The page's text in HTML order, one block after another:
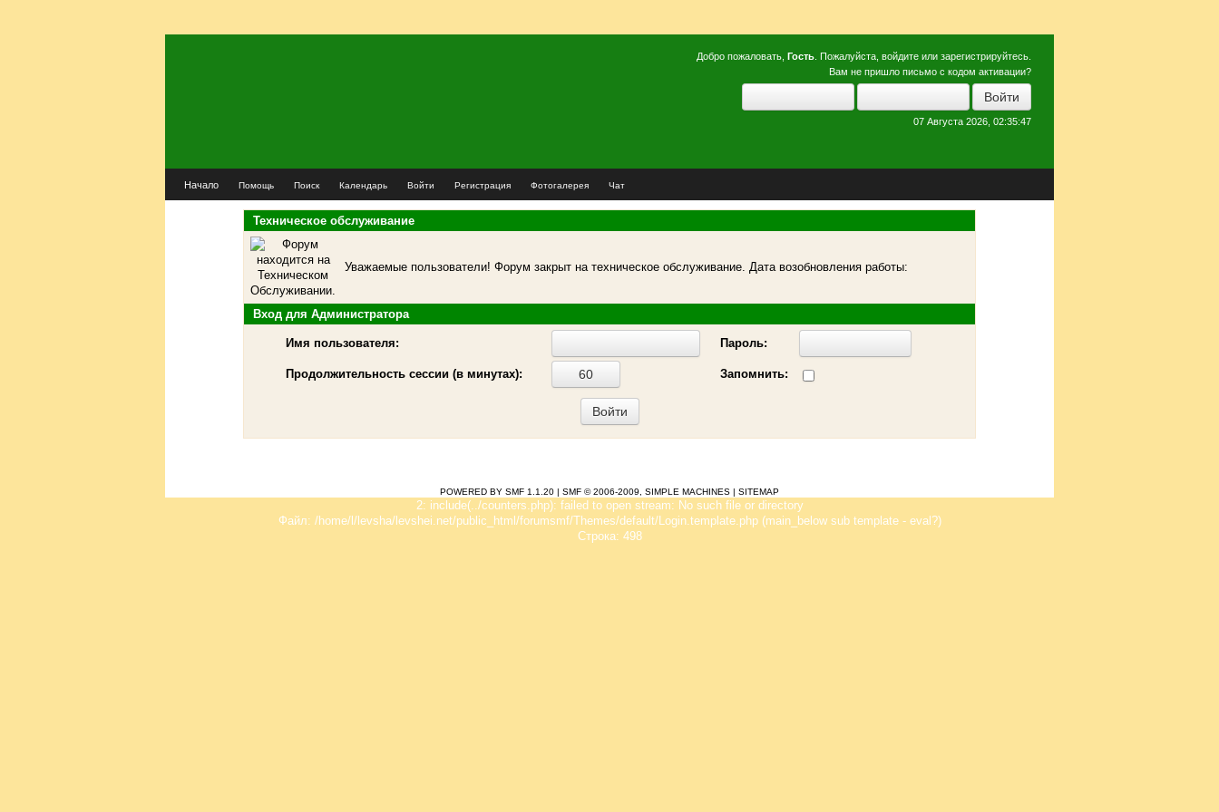
Добро пожаловать, Гость . Пожалуйста, войдите или зарегистрируйтесь
Вам не пришло письмо с кодом активации?
07 Августа 2026, 02:35:47
Начало Помощь Поиск Календарь Войти Регистрация Фотогалерея Чат
Техническое обслуживание
Уважаемые пользователи! Форум закрыт на техническое обслуживание. Дата возобновления работы:
Вход для Администратора
Имя пользователя: Пароль:
Продолжительность сессии (в минутах): Запомнить:
POWERED BY SMF 1.1.20 | SMF © 2006-2009, SIMPLE MACHINES | SITEMAP
2: include(../counters.php): failed to open stream: No such file or directory
Файл: /home/l/levsha/levshei.net/public_html/forumsmf/Themes/default/Login.template.php (main_below sub template - eval?)
Строка: 498